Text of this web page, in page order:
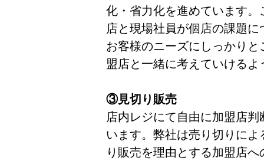
化・省力化を進めています
店と現場社員が個店の課題
お客様のニーズにしっかり
盟店と一緒に考えていける
③見切り販売
店内レジにて自由に加盟店
います。弊社は売り切りに
り販売を理由とする加盟店